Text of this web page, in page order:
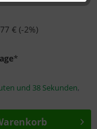
€ (-2%)
*
und 38 Sekunden,